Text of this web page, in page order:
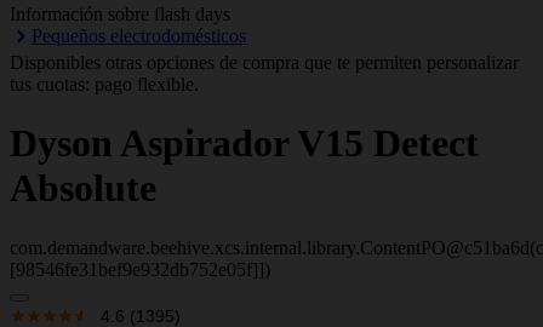
Información sobre flash days
Pequeños electrodomésticos
Disponibles otras opciones de compra que te permiten personalizar
tus cuotas: pago flexible.
DysonAspirador V15 Detect
Absolute
[98546fe31bef9e932db752e05f]])
4.6 (1395)